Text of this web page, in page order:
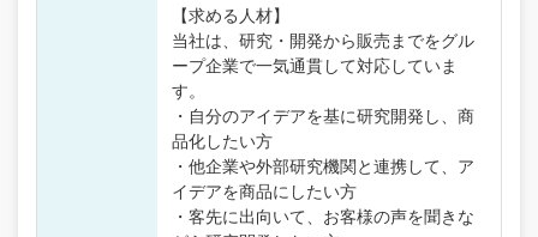
【求める人材】
当社は、研究・開発から販売までをグル
ープ企業で一気通貫して対応していま
す。
・自分のアイデアを基に研究開発し、商
品化したい方
・他企業や外部研究機関と連携して、ア
イデアを商品にしたい方
・客先に出向いて、お客様の声を聞きな